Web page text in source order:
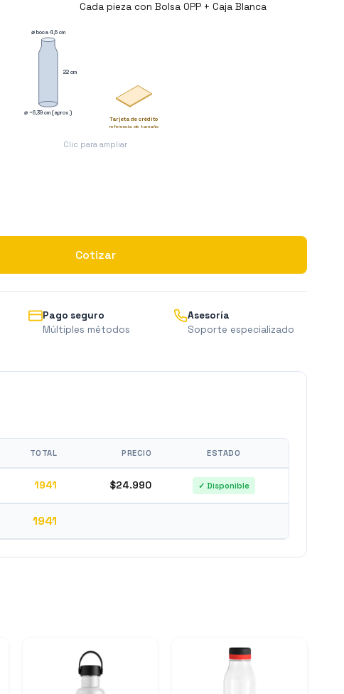
Cada pieza con Bolsa OPP + Caja Blanca
⌀ boca 4,5 cm
⌀ ~6,39 cm (aprox.)
22 cm
Tarjeta de crédito
referencia de tamaño
Clic para ampliar
Cotizar
Pago seguro
Múltiples métodos
Asesoría
Soporte especializado
TOTAL PRECIO ESTADO
1941 $24.990 ✓ Disponible
1941